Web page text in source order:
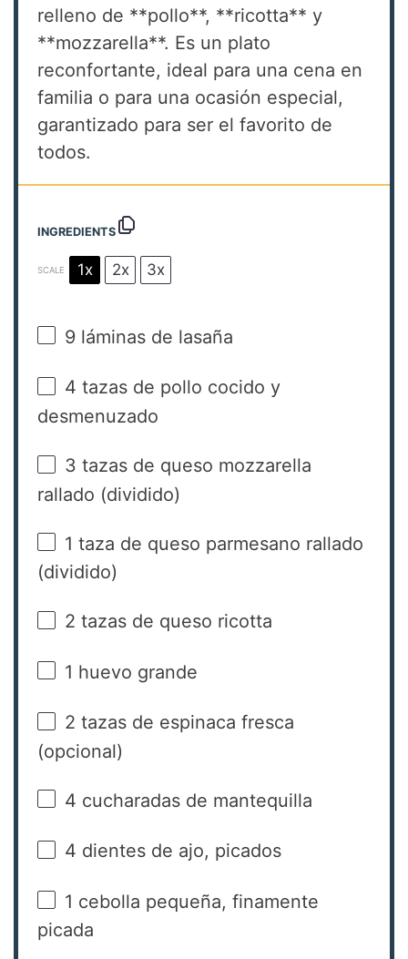
relleno de **pollo**, **ricotta** y
**mozzarella**. Es un plato
reconfortante, ideal para una cena en
familia o para una ocasión especial,
garantizado para ser el favorito de
todos.
INGREDIENTS
SCALE 1x 2x 3x
9 láminas de lasaña
4 tazas de pollo cocido y
desmenuzado
3 tazas de queso mozzarella
rallado (dividido)
1 taza de queso parmesano rallado
(dividido)
2 tazas de queso ricotta
1 huevo grande
2 tazas de espinaca fresca
(opcional)
4 cucharadas de mantequilla
4 dientes de ajo, picados
1 cebolla pequeña, finamente
picada